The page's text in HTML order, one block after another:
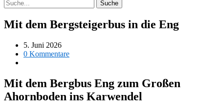
Mit dem Bergsteigerbus in die Eng
5. Juni 2026
0 Kommentare
Mit dem Bergbus Eng zum Großen
Ahornboden ins Karwendel